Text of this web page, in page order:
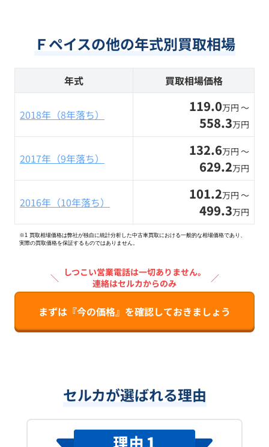
Ｆペイスの他の年式別買取相場
年式 買取相場価格
2018年（8年落ち） 119.0万円 〜
558.3万円
2017年（9年落ち） 132.6万円 〜
629.2万円
2016年（10年落ち） 101.2万円 〜
499.3万円
※1 買取相場価格は弊社が独自に統計分析した中古車買取における一般的な相場価格であり、
実際の買取価格を保証するものではありません。
＼
しつこい営業電話は一切ありません。
連絡はセルカからのみ
／
まずは『今の価格』を確認しておきましょう
セルカが選ばれる理由